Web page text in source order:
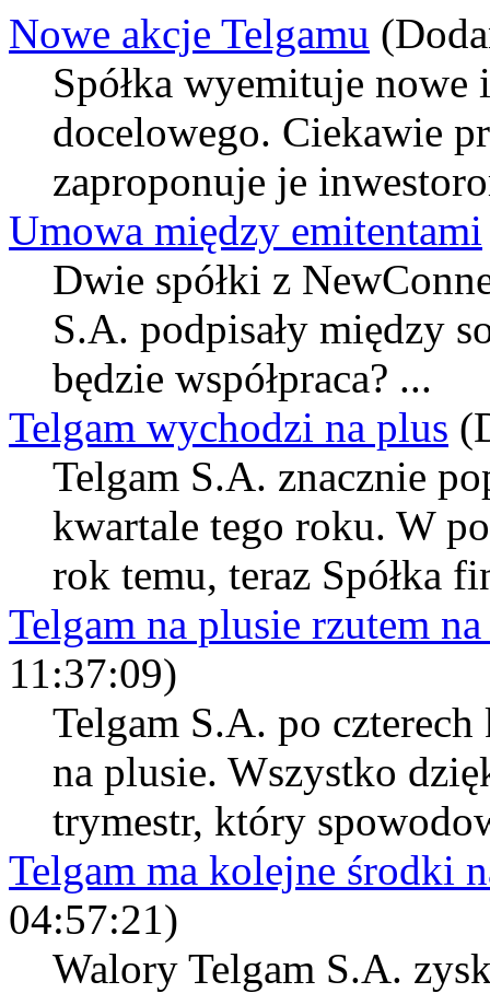
Nowe akcje Telgamu
Spółka wyemituje nowe
docelowego. Ciekawie
zaproponuje je
Umowa między emitentami
Dwie spółki z
S.A. podpisały między
będzie współpraca? ...
Telgam wychodzi na plus
Telgam S.A. znacznie
kwartale tego roku. W
rok temu, teraz Spółka
Telgam na plusie rzutem na
11:37:09)
Telgam S.A. po czterech
na plusie. Wszystko
trymestr, który
Telgam ma kolejne środki
04:57:21)
Walory Telgam S.A.